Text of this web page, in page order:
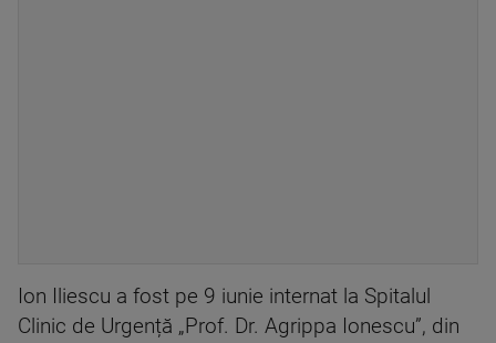
Ion Iliescu a fost pe 9 iunie internat la Spitalul
Clinic de Urgență „Prof. Dr. Agrippa Ionescu”, din